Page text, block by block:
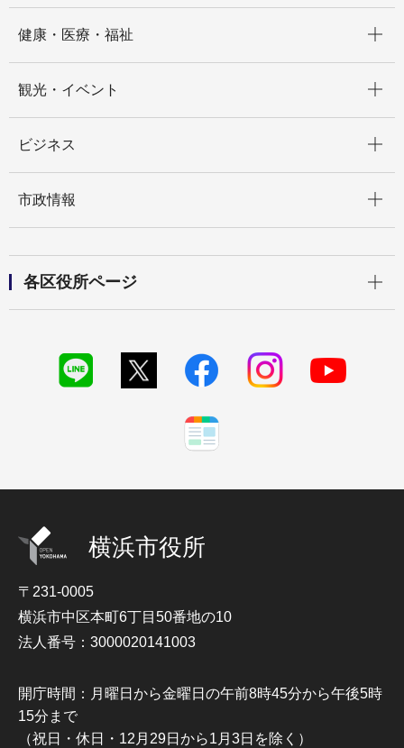
健康・医療・福祉
観光・イベント
ビジネス
市政情報
各区役所ページ
横浜市役所
〒231-0005
横浜市中区本町6丁目50番地の10
法人番号：3000020141003
開庁時間：月曜日から金曜日の午前8時45分から午後5時
15分まで
（祝日・休日・12月29日から1月3日を除く）